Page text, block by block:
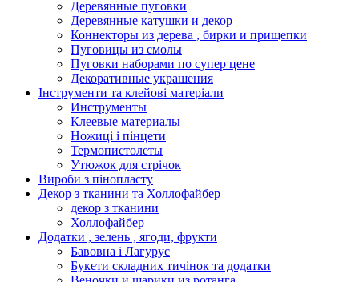
Деревянные пуговки
Деревянные катушки и декор
Коннекторы из дерева , бирки и прищепки
Пуговицы из смолы
Пуговки наборами по супер цене
Декоративные украшения
Інструменти та клейові матеріали
Инструменты
Клеевые материалы
Ножиці і пінцети
Термопистолеты
Утюжок для стрічок
Вироби з пінопласту
Декор з тканини та Холлофайбер
декор з тканини
Холлофайбер
Додатки , зелень , ягоди, фрукти
Бавовна і Лагурус
Букети складних тичінок та додатки